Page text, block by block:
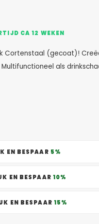
CA 12 WEKEN
Cortenstaal (gecoat)!
als
EN BESPAAR 5%
EN BESPAAR 10%
EN BESPAAR 15%